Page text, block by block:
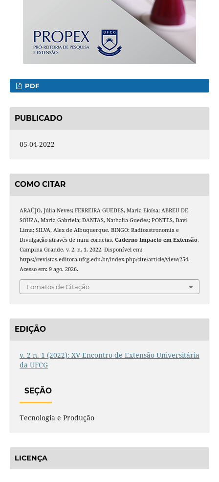
PDF
PUBLICADO
05-04-2022
COMO CITAR
ARAÚJO, Júlia Neves; FERREIRA GUEDES, Maria Eloísa; ABREU DE
SOUZA, Maria Gabriela; DANTAS, Nathalia Guedes; PONTES, Daví
Lima; SILVA, Alex de Albuquerque. BINGO: Radioastronomia e
Divulgação através de mini cornetas. Caderno Impacto em Extensão,
Campina Grande, v. 2, n. 1, 2022. Disponível em:
https://revistas.editora.ufcg.edu.br/index.php/cite/article/view/254.
Acesso em: 9 ago. 2026.
Fomatos de Citação
EDIÇÃO
v. 2 n. 1 (2022): XV Encontro de Extensão Universitária
da UFCG
SEÇÃO
Tecnologia e Produção
LICENÇA